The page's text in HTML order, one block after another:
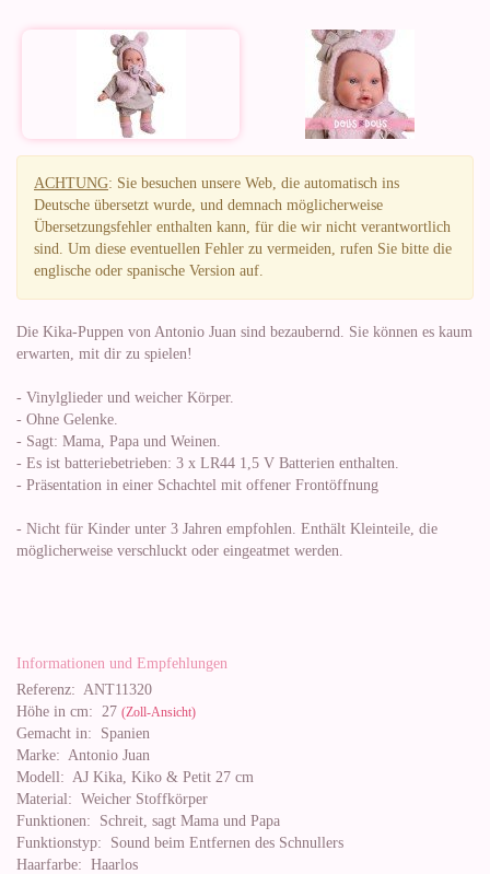
ACHTUNG: Sie besuchen unsere Web, die automatisch ins
Deutsche übersetzt wurde, und demnach möglicherweise
Übersetzungsfehler enthalten kann, für die wir nicht verantwortlich
sind. Um diese eventuellen Fehler zu vermeiden, rufen Sie bitte die
englische oder spanische Version auf.
Die Kika-Puppen von Antonio Juan sind bezaubernd. Sie können es kaum
erwarten, mit dir zu spielen!
- Vinylglieder und weicher Körper.
- Ohne Gelenke.
- Sagt: Mama, Papa und Weinen.
- Es ist batteriebetrieben: 3 x LR44 1,5 V Batterien enthalten.
- Präsentation in einer Schachtel mit offener Frontöffnung
- Nicht für Kinder unter 3 Jahren empfohlen. Enthält Kleinteile, die
möglicherweise verschluckt oder eingeatmet werden.
Informationen und Empfehlungen
Referenz: ANT11320
Höhe in cm: 27 (Zoll-Ansicht)
Gemacht in: Spanien
Marke: Antonio Juan
Modell: AJ Kika, Kiko & Petit 27 cm
Material: Weicher Stoffkörper
Funktionen: Schreit, sagt Mama und Papa
Funktionstyp: Sound beim Entfernen des Schnullers
Haarfarbe: Haarlos